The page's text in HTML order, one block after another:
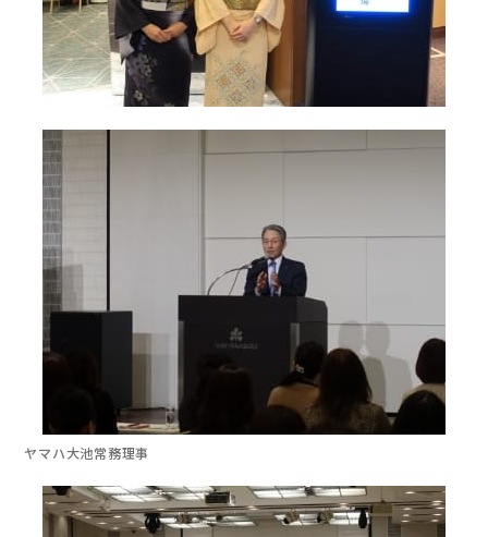
ヤマハ大池常務理事